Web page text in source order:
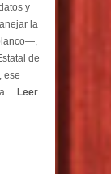
y
la
de
ese
... Leer